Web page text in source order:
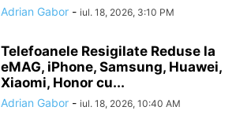
Adrian Gabor - iul. 18, 2026, 3:10 PM
Telefoanele Resigilate Reduse la
eMAG, iPhone, Samsung, Huawei,
Xiaomi, Honor cu...
Adrian Gabor - iul. 18, 2026, 10:40 AM